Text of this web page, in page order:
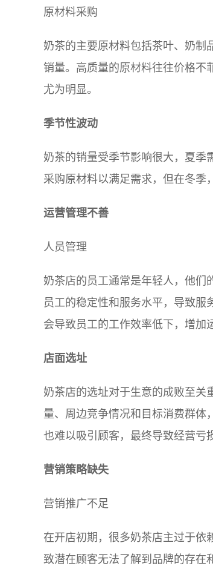
原材料采购
奶茶的主要原材料包括茶叶、奶制
销量。高质量的原材料往往价格不
尤为明显。
季节性波动
奶茶的销量受季节影响很大，夏季
采购原材料以满足需求，但在冬季
运营管理不善
人员管理
奶茶店的员工通常是年轻人，他们
员工的稳定性和服务水平，导致服
会导致员工的工作效率低下，增加
店面选址
奶茶店的选址对于生意的成败至关
量、周边竞争情况和目标消费群体
也难以吸引顾客，最终导致经营亏
营销策略缺失
营销推广不足
在开店初期，很多奶茶店主过于依
致潜在顾客无法了解到品牌的存在